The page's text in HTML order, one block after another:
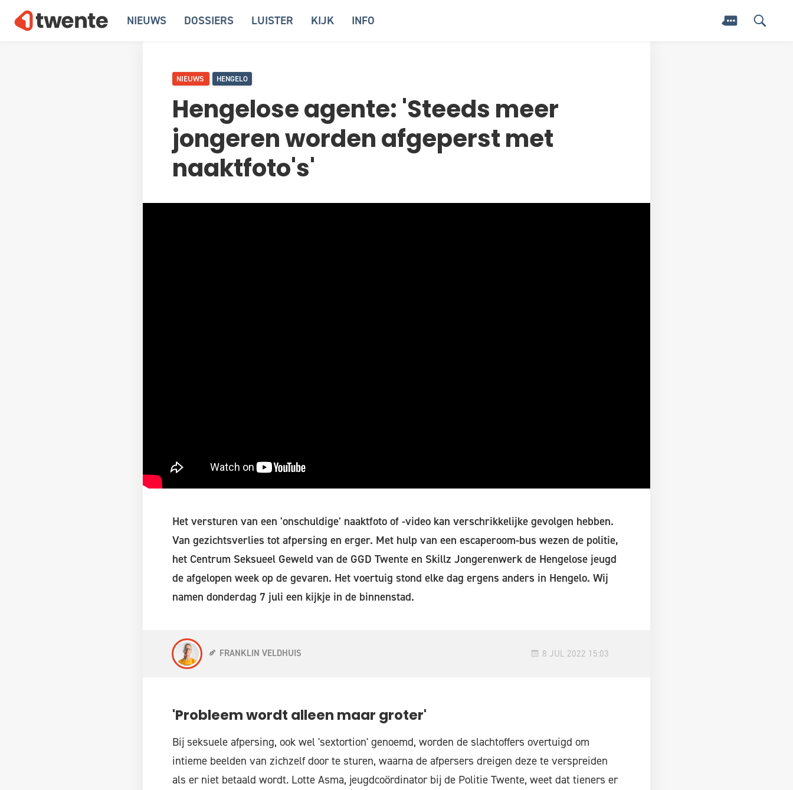
NIEUWS DOSSIERS LUISTER KIJK INFO
NIEUWS HENGELO
Hengelose agente: 'Steeds meer
jongeren worden afgeperst met
naaktfoto's'
Het versturen van een 'onschuldige' naaktfoto of -video kan verschrikkelijke gevolgen hebben.
Van gezichtsverlies tot afpersing en erger. Met hulp van een escaperoom-bus wezen de politie,
het Centrum Seksueel Geweld van de GGD Twente en Skillz Jongerenwerk de Hengelose jeugd
de afgelopen week op de gevaren. Het voertuig stond elke dag ergens anders in Hengelo. Wij
namen donderdag 7 juli een kijkje in de binnenstad.
FRANKLIN VELDHUIS 8 JUL 2022 15:03
'Probleem wordt alleen maar groter'
Bij seksuele afpersing, ook wel 'sextortion' genoemd, worden de slachtoffers overtuigd om
intieme beelden van zichzelf door te sturen, waarna de afpersers dreigen deze te verspreiden
als er niet betaald wordt. Lotte Asma, jeugdcoördinator bij de Politie Twente, weet dat tieners er